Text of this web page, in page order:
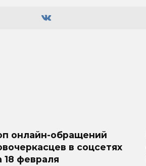
онлайн-обращений
в соцсетях
18 февраля